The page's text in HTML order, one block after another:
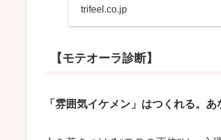
trifeel.co.jp
【モテオーラ診断】
「雰囲気イケメン」はつくれる。